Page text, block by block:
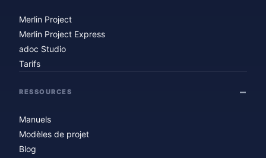
Merlin Project
Merlin Project Express
adoc Studio
Tarifs
RESSOURCES
Manuels
Modèles de projet
Blog